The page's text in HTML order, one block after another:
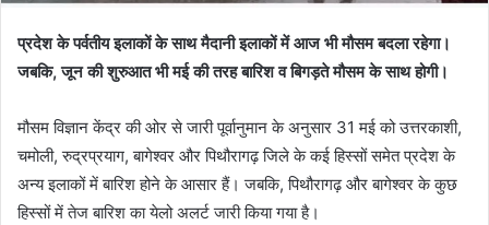
प्रदेश के पर्वतीय इलाकों के साथ मैदानी इलाकों में आज भी मौसम बदला रहेगा।
जबकि, जून की शुरुआत भी मई की तरह बारिश व बिगड़ते मौसम के साथ होगी।
मौसम विज्ञान केंद्र की ओर से जारी पूर्वानुमान के अनुसार 31 मई को उत्तरकाशी,
चमोली, रुद्रप्रयाग, बागेश्वर और पिथौरागढ़ जिले के कई हिस्सों समेत प्रदेश के
अन्य इलाकों में बारिश होने के आसार हैं। जबकि, पिथौरागढ़ और बागेश्वर के कुछ
हिस्सों में तेज बारिश का येलो अलर्ट जारी किया गया है।